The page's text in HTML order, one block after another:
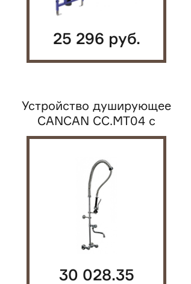
25 296 руб.
Устройство душирующее
CANCAN CC.MT04 с
краном. установка...
30 028.35